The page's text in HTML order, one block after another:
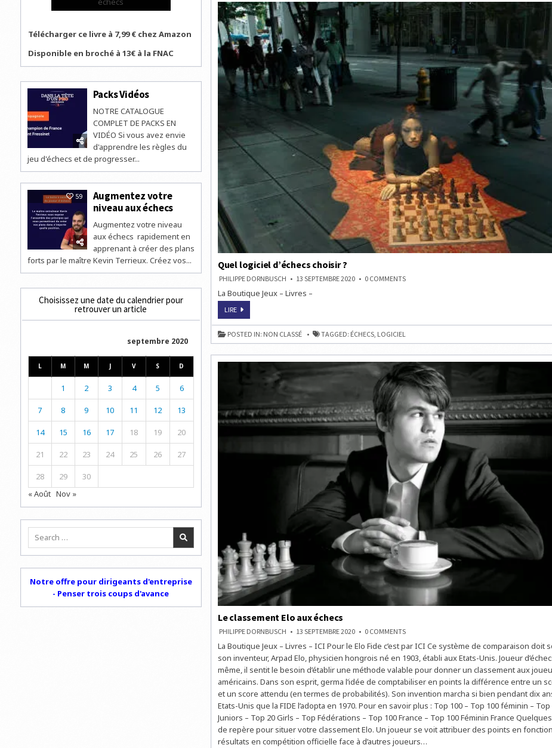
Quel logiciel d’échecs choisir ?
PHILIPPE DORNBUSCH 13 SEPTEMBRE 2020 0 COMMENTSON
La Boutique Jeux – Livres –
LIREQUEL
D’ÉCHECS
CHOISIR
?
POSTED IN: NON CLASSÉ TAGGED: ÉCHECS, LOGICIEL
Le classement Elo aux échecs
PHILIPPE DORNBUSCH 13 SEPTEMBRE 2020 0 COMMENTSON
CLASSEMENT
AUX
ÉCHECS
La Boutique Jeux – Livres – ICI Pour le Elo Fide c’est par ICI Ce système de comparaison doit
son inventeur, Arpad Elo, physicien hongrois né en 1903, établi aux Etats-Unis. Joueur
même, il sentit le besoin d’établir une méthode valable pour donner un classement aux
américains. Dans son esprit, germa l’idée de comptabiliser en points la différence entre un
et un score attendu (en termes de probabilités). Son invention marcha si bien pendant dix
Etats-Unis que la FIDE l’adopta en 1970. Pour en savoir plus : Top 100 – Top 100 féminin – Top
Juniors – Top 20 Girls – Top Fédérations – Top 100 France – Top 100 Féminin France
de repère pour situer votre classement Elo. Un joueur se voit attribuer des points en
résultats en compétition officielle face à d’autres joueurs…
Télécharger ce livre à 7,99 € chez Amazon
Disponible en broché à 13€ à la FNAC
Packs Vidéos
NOTRE CATALOGUE
COMPLET DE PACKS EN
VIDÉO Si vous avez envie
d'apprendre les règles du
jeu d'échecs et de progresser...
59
Augmentez votre
niveau aux échecs
Augmentez votre niveau
aux échecs rapidement en
apprenant à créer des plans
forts par le maître Kevin Terrieux. Créez vos...
Choisissez une date du calendrier pour
retrouver un article
septembre 2020
L M M J V S D
1 2 3 4 5 6
7 8 9 10 11 12 13
14 15 16 17 18 19 20
21 22 23 24 25 26 27
28 29
30
« Août Nov »
Search
Notre offre pour dirigeants d'entreprise
- Penser trois coups d'avance